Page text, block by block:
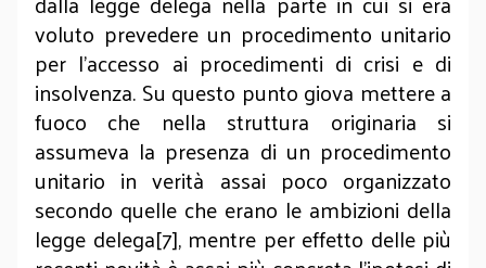
voluto prevedere un procedimento unitario
per l’accesso ai procedimenti di crisi e di
insolvenza. Su questo punto giova mettere a
fuoco che nella struttura originaria si
assumeva la presenza di un procedimento
unitario in verità assai poco organizzato
secondo quelle che erano le ambizioni della
legge delega[7], mentre per effetto delle più